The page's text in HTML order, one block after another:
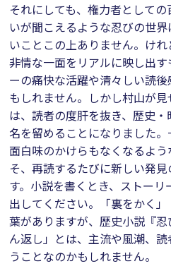
それにしても、権力者として
いが聞こえるような忍びの世
いことこの上ありません。け
非情な一面をリアルに映し出
ーの痛快な活躍や清々しい読
もしれません。しかし村山が見
は、読者の度肝を抜き、歴史
名を留めることになりました
面白味のかけらもなくなるよ
そ、再読するたびに新しい発
す。小説を書くとき、ストー
出してください。「裏をかく
葉がありますが、歴史小説『
ん返し」とは、主流や風潮、
うことなのかもしれません。